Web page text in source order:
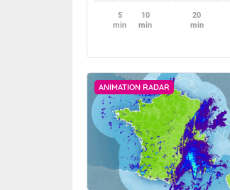
5
min
10
min
20
min
ANIMATION RADAR